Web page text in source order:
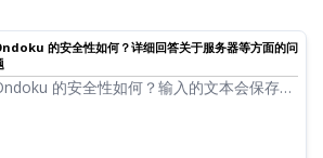
的安全性如何？详细回答关于服务器等方面的问
的安全性如何？输入的文本会保存在